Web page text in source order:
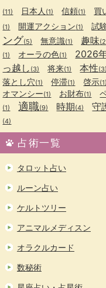
(11) 日本人 (1) 信頼(1) 買
(1) 開運アクション(1) 試
ング(5) 無意識(1) 趣味
(1) オーラの色(1) 2026
っ越し (3) 将来(1) 本性(3)
落とし穴(1) 停滞(1) 啓示(1)
オマンシー(1) お財布(1)
(1) 適職(9) 時期(4) 守
(4)
占術一覧
タロット占い
ルーン占い
ケルトツリー
アニマルメディスン
オラクルカード
数秘術